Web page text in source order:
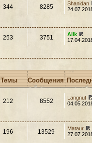
344 8285
Shanidan
253 3751
Alik
Темы Сообщения
212 8552
Langnut
196 13529
Mataur